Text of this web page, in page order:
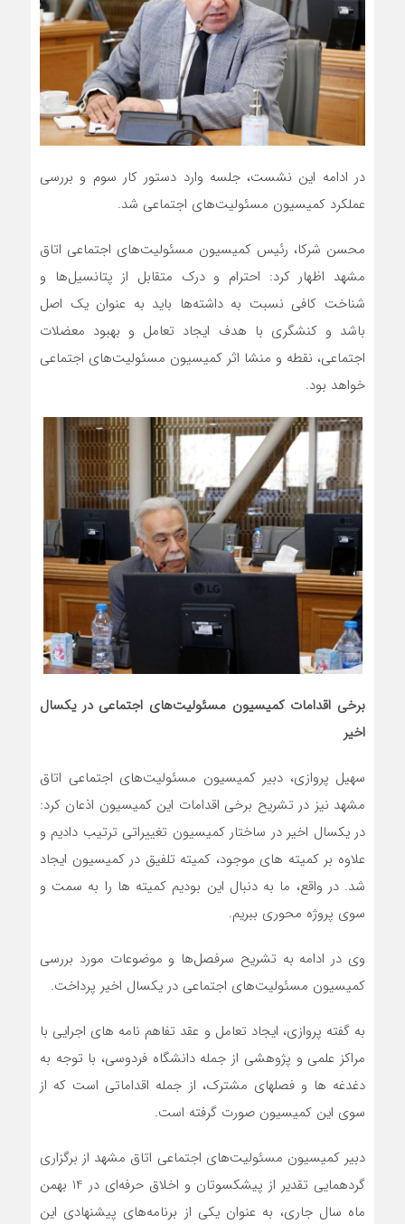
در ادامه این نشست، جلسه وارد دستور کار سوم و بررسی
عملکرد کمیسیون مسئولیت‌های اجتماعی شد.
محسن شرکا، رئیس کمیسیون مسئولیت‌های اجتماعی اتاق
مشهد اظهار کرد: احترام و درک متقابل از پتانسیل‌ها و
شناخت کافی نسبت به داشته‌ها باید به عنوان یک اصل
باشد و کنشگری با هدف ایجاد تعامل و بهبود معضلات
اجتماعی، نقطه و منشا اثر کمیسیون مسئولیت‌های اجتماعی
خواهد بود.
برخی اقدامات کمیسیون مسئولیت‌های اجتماعی در یکسال
اخیر
سهیل پروازی، دبیر کمیسیون مسئولیت‌های اجتماعی اتاق
مشهد نیز در تشریح برخی اقدامات این کمیسیون اذعان کرد:
در یکسال اخیر در ساختار کمیسیون تغییراتی ترتیب دادیم و
علاوه بر کمیته های موجود، کمیته تلفیق در کمیسیون ایجاد
شد. در واقع، ما به دنبال این بودیم کمیته ها را به سمت و
سوی پروژه محوری ببریم.
وی در ادامه به تشریح سرفصل‌ها و موضوعات مورد بررسی
کمیسیون مسئولیت‌های اجتماعی در یکسال اخیر پرداخت.
به گفته پروازی، ایجاد تعامل و عقد تفاهم نامه های اجرایی با
مراکز علمی و پژوهشی از جمله دانشگاه فردوسی، با توجه به
دغدغه ها و فصلهای مشترک، از جمله اقداماتی است که از
سوی این کمیسیون صورت گرفته است.
دبیر کمیسیون مسئولیت‌های اجتماعی اتاق مشهد از برگزاری
گردهمایی تقدیر از پیشکسوتان و اخلاق حرفه‌ای در 14 بهمن
ماه سال جاری، به عنوان یکی از برنامه‌های پیشنهادی این